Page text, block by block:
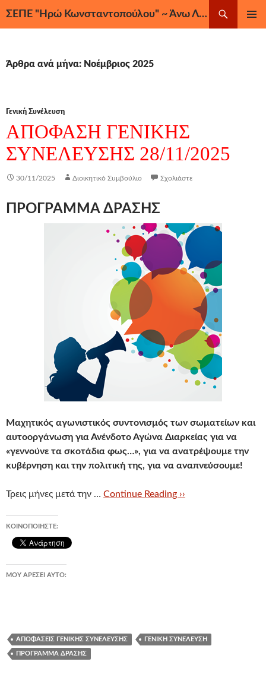
ΣΕΠΕ "Ηρώ Κωνσταντοπούλου" ~ Άνω Λιόσια, Ζεφύρι, Φυλή
Άρθρα ανά μήνα: Νοέμβριος 2025
Γενική Συνέλευση
ΑΠΟΦΑΣΗ ΓΕΝΙΚΗΣ
ΣΥΝΕΛΕΥΣΗΣ 28/11/2025
30/11/2025 Διοικητικό Συμβούλιο Σχολιάστε
ΠΡΟΓΡΑΜΜΑ ΔΡΑΣΗΣ
Μαχητικός αγωνιστικός συντονισμός των σωματείων και
αυτοοργάνωση για Ανένδοτο Αγώνα Διαρκείας για να
«γεννούνε τα σκοτάδια φως…», για να ανατρέψουμε την
κυβέρνηση και την πολιτική της, για να αναπνεύσουμε!
Τρεις μήνες μετά την … Continue Reading ››
ΚΟΙΝΟΠΟΙΉΣΤΕ:
ΜΟΥ ΑΡΈΣΕΙ ΑΥΤΌ:
ΑΠΟΦΆΣΕΙΣ ΓΕΝΙΚΉΣ ΣΥΝΈΛΕΥΣΗΣ ΓΕΝΙΚΉ ΣΥΝΈΛΕΥΣΗ
ΠΡΌΓΡΑΜΜΑ ΔΡΆΣΗΣ